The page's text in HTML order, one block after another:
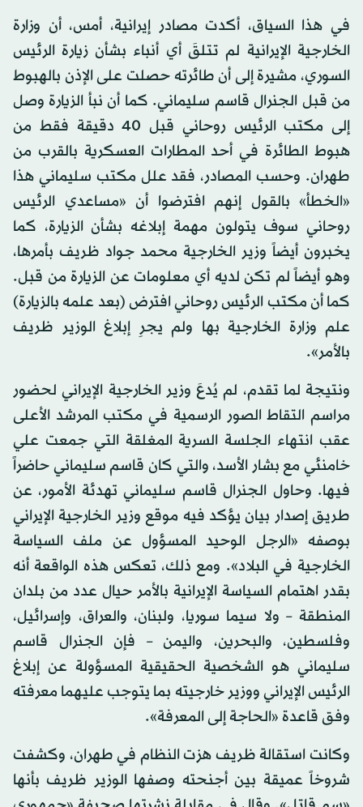
في هذا السياق، أكدت مصادر إيرانية، أمس، أن وزارة
الخارجية الإيرانية لم تتلقَ أي أنباء بشأن زيارة الرئيس
السوري، مشيرة إلى أن طائرته حصلت على الإذن بالهبوط
من قبل الجنرال قاسم سليماني. كما أن نبأ الزيارة وصل
إلى مكتب الرئيس روحاني قبل 40 دقيقة فقط من
هبوط الطائرة في أحد المطارات العسكرية بالقرب من
طهران. وحسب المصادر، فقد علل مكتب سليماني هذا
«الخطأ» بالقول إنهم افترضوا أن «مساعدي الرئيس
روحاني سوف يتولون مهمة إبلاغه بشأن الزيارة، كما
يخبرون أيضاً وزير الخارجية محمد جواد ظريف بأمرها،
وهو أيضاً لم تكن لديه أي معلومات عن الزيارة من قبل.
كما أن مكتب الرئيس روحاني افترض (بعد علمه بالزيارة)
علم وزارة الخارجية بها ولم يجرِ إبلاغ الوزير ظريف
بالأمر».
ونتيجة لما تقدم، لم يُدعَ وزير الخارجية الإيراني لحضور
مراسم التقاط الصور الرسمية في مكتب المرشد الأعلى
عقب انتهاء الجلسة السرية المغلقة التي جمعت علي
خامنئي مع بشار الأسد، والتي كان قاسم سليماني حاضراً
فيها. وحاول الجنرال قاسم سليماني تهدئة الأمور، عن
طريق إصدار بيان يؤكد فيه موقع وزير الخارجية الإيراني
بوصفه «الرجل الوحيد المسؤول عن ملف السياسة
الخارجية في البلاد». ومع ذلك، تعكس هذه الواقعة أنه
بقدر اهتمام السياسة الإيرانية بالأمر حيال عدد من بلدان
المنطقة – ولا سيما سوريا، ولبنان، والعراق، وإسرائيل،
وفلسطين، والبحرين، واليمن – فإن الجنرال قاسم
سليماني هو الشخصية الحقيقية المسؤولة عن إبلاغ
الرئيس الإيراني ووزير خارجيته بما يتوجب عليهما معرفته
وفق قاعدة «الحاجة إلى المعرفة».
وكانت استقالة ظريف هزت النظام في طهران، وكشفت
شروخاً عميقة بين أجنحته وصفها الوزير ظريف بأنها